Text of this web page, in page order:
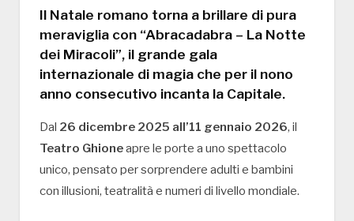
Il Natale romano torna a brillare di pura
meraviglia con “Abracadabra – La Notte
dei Miracoli”, il grande gala
internazionale di magia che per il nono
anno consecutivo incanta la Capitale.
Dal 26 dicembre 2025 all’11 gennaio 2026, il
Teatro Ghioneapre le porte a uno spettacolo
unico, pensato per sorprendere adulti e bambini
con illusioni, teatralità e numeri di livello mondiale.